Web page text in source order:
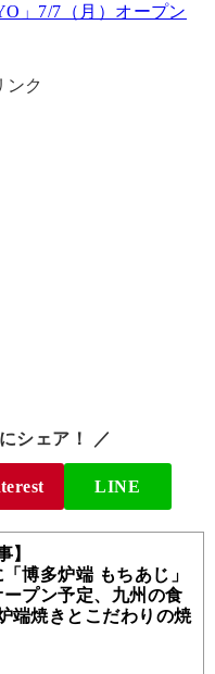
」7/7（月）オープン
ンク
シェア！ ／
LINE
】
博多炉端 もちあじ」
プン予定、九州の食
端焼きとこだわりの焼